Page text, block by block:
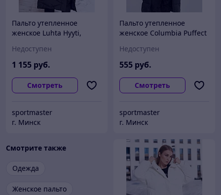
Пальто утепленное
женское Luhta Hyyti,
Недоступен
1 155 руб.
Смотреть
sportmaster
г. Минск
Пальто утепленное
женское Columbia Puffect
Недоступен
555 руб.
Смотреть
sportmaster
г. Минск
Смотрите также
Одежда
Женское пальто